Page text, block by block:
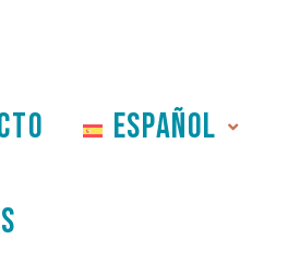
ESPAÑOL